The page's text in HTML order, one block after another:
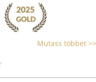
Mutass többet >>